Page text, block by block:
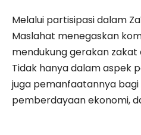
Melalui partisipasi dalam
Maslahat menegaskan
mendukung gerakan zakat
Tidak hanya dalam aspek
juga pemanfaatannya bagi
pemberdayaan ekonomi,